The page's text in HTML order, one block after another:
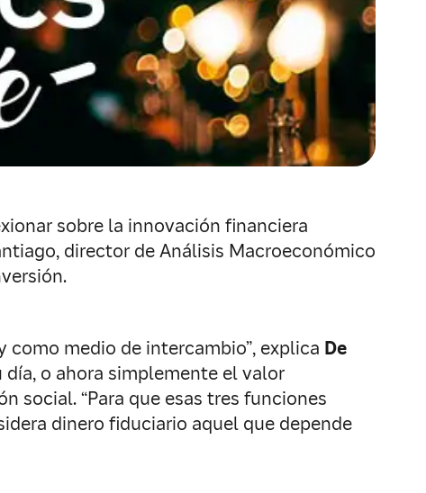
sobre la innovación financiera
director de Análisis Macroeconómico
medio de intercambio”, explica De
o ahora simplemente el valor
social. “Para que esas tres funciones
dinero fiduciario aquel que depende